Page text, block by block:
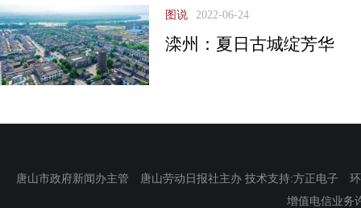
图说 2022-06-24
滦州：夏日古城绽芳华
唐山市政府新闻办主管 唐山劳动日报社主办 技术支持:方正电子
增值电信业务